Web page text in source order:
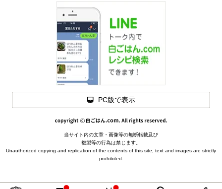
閉じる
えびの背ワタを取り除く
閉じる
PC版で表示
当サイト内の文章・画像等の無断転載及び
複製等の行為は禁じます。
Unauthorized copying and replication of the contents of this site, text and images are strictly
prohibited.